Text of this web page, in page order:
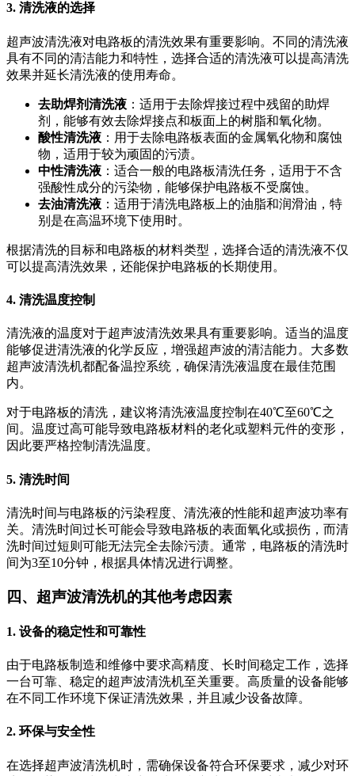
3. 清洗液的选择
超声波清洗液对电路板的清洗效果有重要影响。不同的清洗液
具有不同的清洁能力和特性，选择合适的清洗液可以提高清洗
效果并延长清洗液的使用寿命。
去助焊剂清洗液 ：适用于去除焊接过程中残留的助焊
剂，能够有效去除焊接点和板面上的树脂和氧化物。
酸性清洗液 ：用于去除电路板表面的金属氧化物和腐蚀
物，适用于较为顽固的污渍。
中性清洗液 ：适合一般的电路板清洗任务，适用于不含
强酸性成分的污染物，能够保护电路板不受腐蚀。
去油清洗液 ：适用于清洗电路板上的油脂和润滑油，特
别是在高温环境下使用时。
根据清洗的目标和电路板的材料类型，选择合适的清洗液不仅
可以提高清洗效果，还能保护电路板的长期使用。
4. 清洗温度控制
清洗液的温度对于超声波清洗效果具有重要影响。适当的温度
能够促进清洗液的化学反应，增强超声波的清洁能力。大多数
超声波清洗机都配备温控系统，确保清洗液温度在最佳范围
内。
对于电路板的清洗，建议将清洗液温度控制在40℃至60℃之
间。温度过高可能导致电路板材料的老化或塑料元件的变形，
因此要严格控制清洗温度。
5. 清洗时间
清洗时间与电路板的污染程度、清洗液的性能和超声波功率有
关。清洗时间过长可能会导致电路板的表面氧化或损伤，而清
洗时间过短则可能无法完全去除污渍。通常，电路板的清洗时
间为3至10分钟，根据具体情况进行调整。
四、超声波清洗机的其他考虑因素
1. 设备的稳定性和可靠性
由于电路板制造和维修中要求高精度、长时间稳定工作，选择
一台可靠、稳定的超声波清洗机至关重要。高质量的设备能够
在不同工作环境下保证清洗效果，并且减少设备故障。
2. 环保与安全性
在选择超声波清洗机时，需确保设备符合环保要求，减少对环